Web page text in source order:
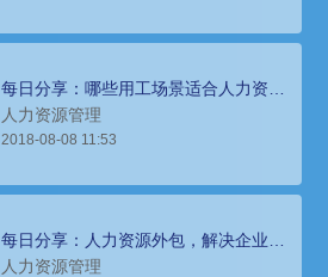
每日分享：哪些用工场景适合人力资源
外包？
人力资源管理
2018-08-08 11:53
每日分享：人力资源外包，解决企业难
题的利器
人力资源管理